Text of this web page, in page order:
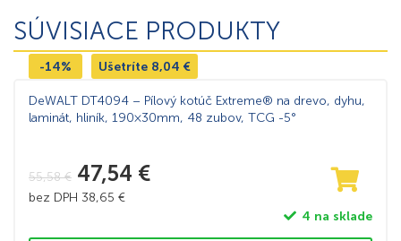
SÚVISIACE PRODUKTY
-14% Ušetríte 8,04 €
DeWALT DT4094 – Pílový kotúč Extreme® na drevo, dyhu,
laminát, hliník, 190×30mm, 48 zubov, TCG -5°
55,58€ 47,54 €
bez DPH 38,65 €
4 na sklade